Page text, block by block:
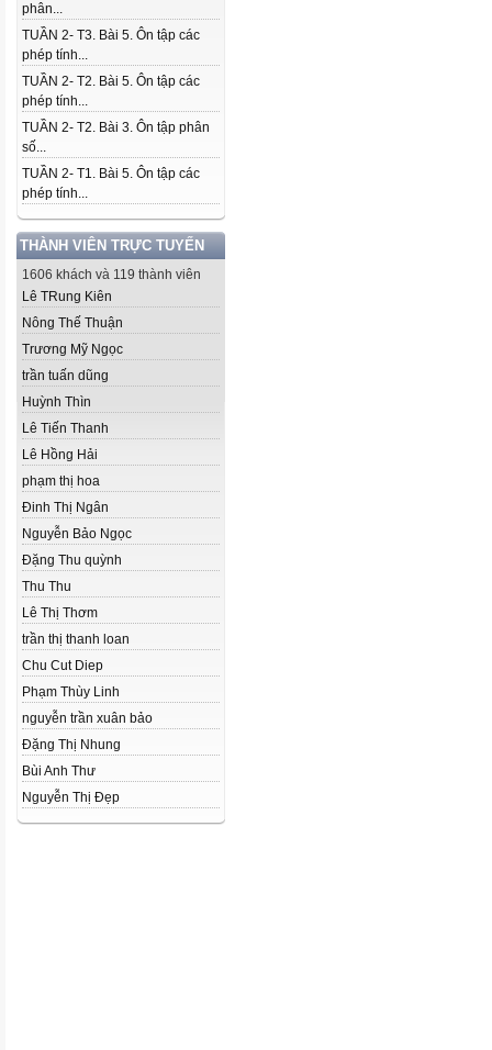
phân...
TUẦN 2- T3. Bài 5. Ôn tập các
phép tính...
TUẦN 2- T2. Bài 5. Ôn tập các
phép tính...
TUẦN 2- T2. Bài 3. Ôn tập phân
số...
TUẦN 2- T1. Bài 5. Ôn tập các
phép tính...
THÀNH VIÊN TRỰC TUYẾN
1606 khách và 119 thành viên
Lê TRung Kiên
Nông Thế Thuận
Trương Mỹ Ngọc
trần tuấn dũng
Huỳnh Thìn
Lê Tiến Thanh
Lê Hồng Hải
phạm thị hoa
Đinh Thị Ngân
Nguyễn Bảo Ngọc
Đặng Thu quỳnh
Thu Thu
Lê Thị Thơm
trần thị thanh loan
Chu Cut Diep
Phạm Thùy Linh
nguyễn trần xuân bảo
Đặng Thị Nhung
Bùi Anh Thư
Nguyễn Thị Đẹp